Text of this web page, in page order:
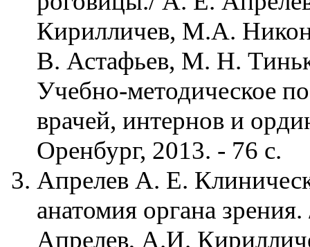
Кирилличев, М.А.
В. Астафьев, М. Н.
Учебно-методическое
врачей, интернов и
Оренбург, 2013. - 76 с.
Апрелев А. Е.
анатомия органа
Апрелев, А.И.